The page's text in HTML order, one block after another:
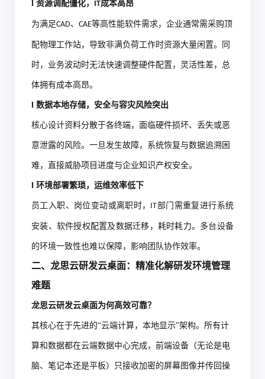
l 资源调配僵化， IT成本高昂
为满足CAD、 CAE等高性能软件需求，企业通常需采购顶
配物理工作站，导致非满负荷工作时资源大量闲置。同
时，业务波动时无法快速调整硬件配置，灵活性差，总
体拥有成本高昂。
l 数据本地存储，安全与容灾风险突出
核心设计资料分散于各终端，面临硬件损坏、丢失或恶
意泄露的风险。一旦发生故障，系统恢复与数据追溯困
难，直接威胁项目进度与企业知识产权安全。
l 环境部署繁琐，运维效率低下
员工入职、岗位变动或离职时， IT部门需重复进行系统
安装、软件授权配置及数据迁移，耗时耗力。多台设备
的环境一致性也难以保障，影响团队协作效率。
二、龙思云研发云桌面：精准化解研发环境管理
难题
龙思云研发云桌面为何高效可靠？
其核心在于先进的“云端计算，本地显示”架构。所有计
算和数据都在云端数据中心完成，前端设备（无论是电
脑、笔记本还是平板）只接收加密的屏幕图像并传回操